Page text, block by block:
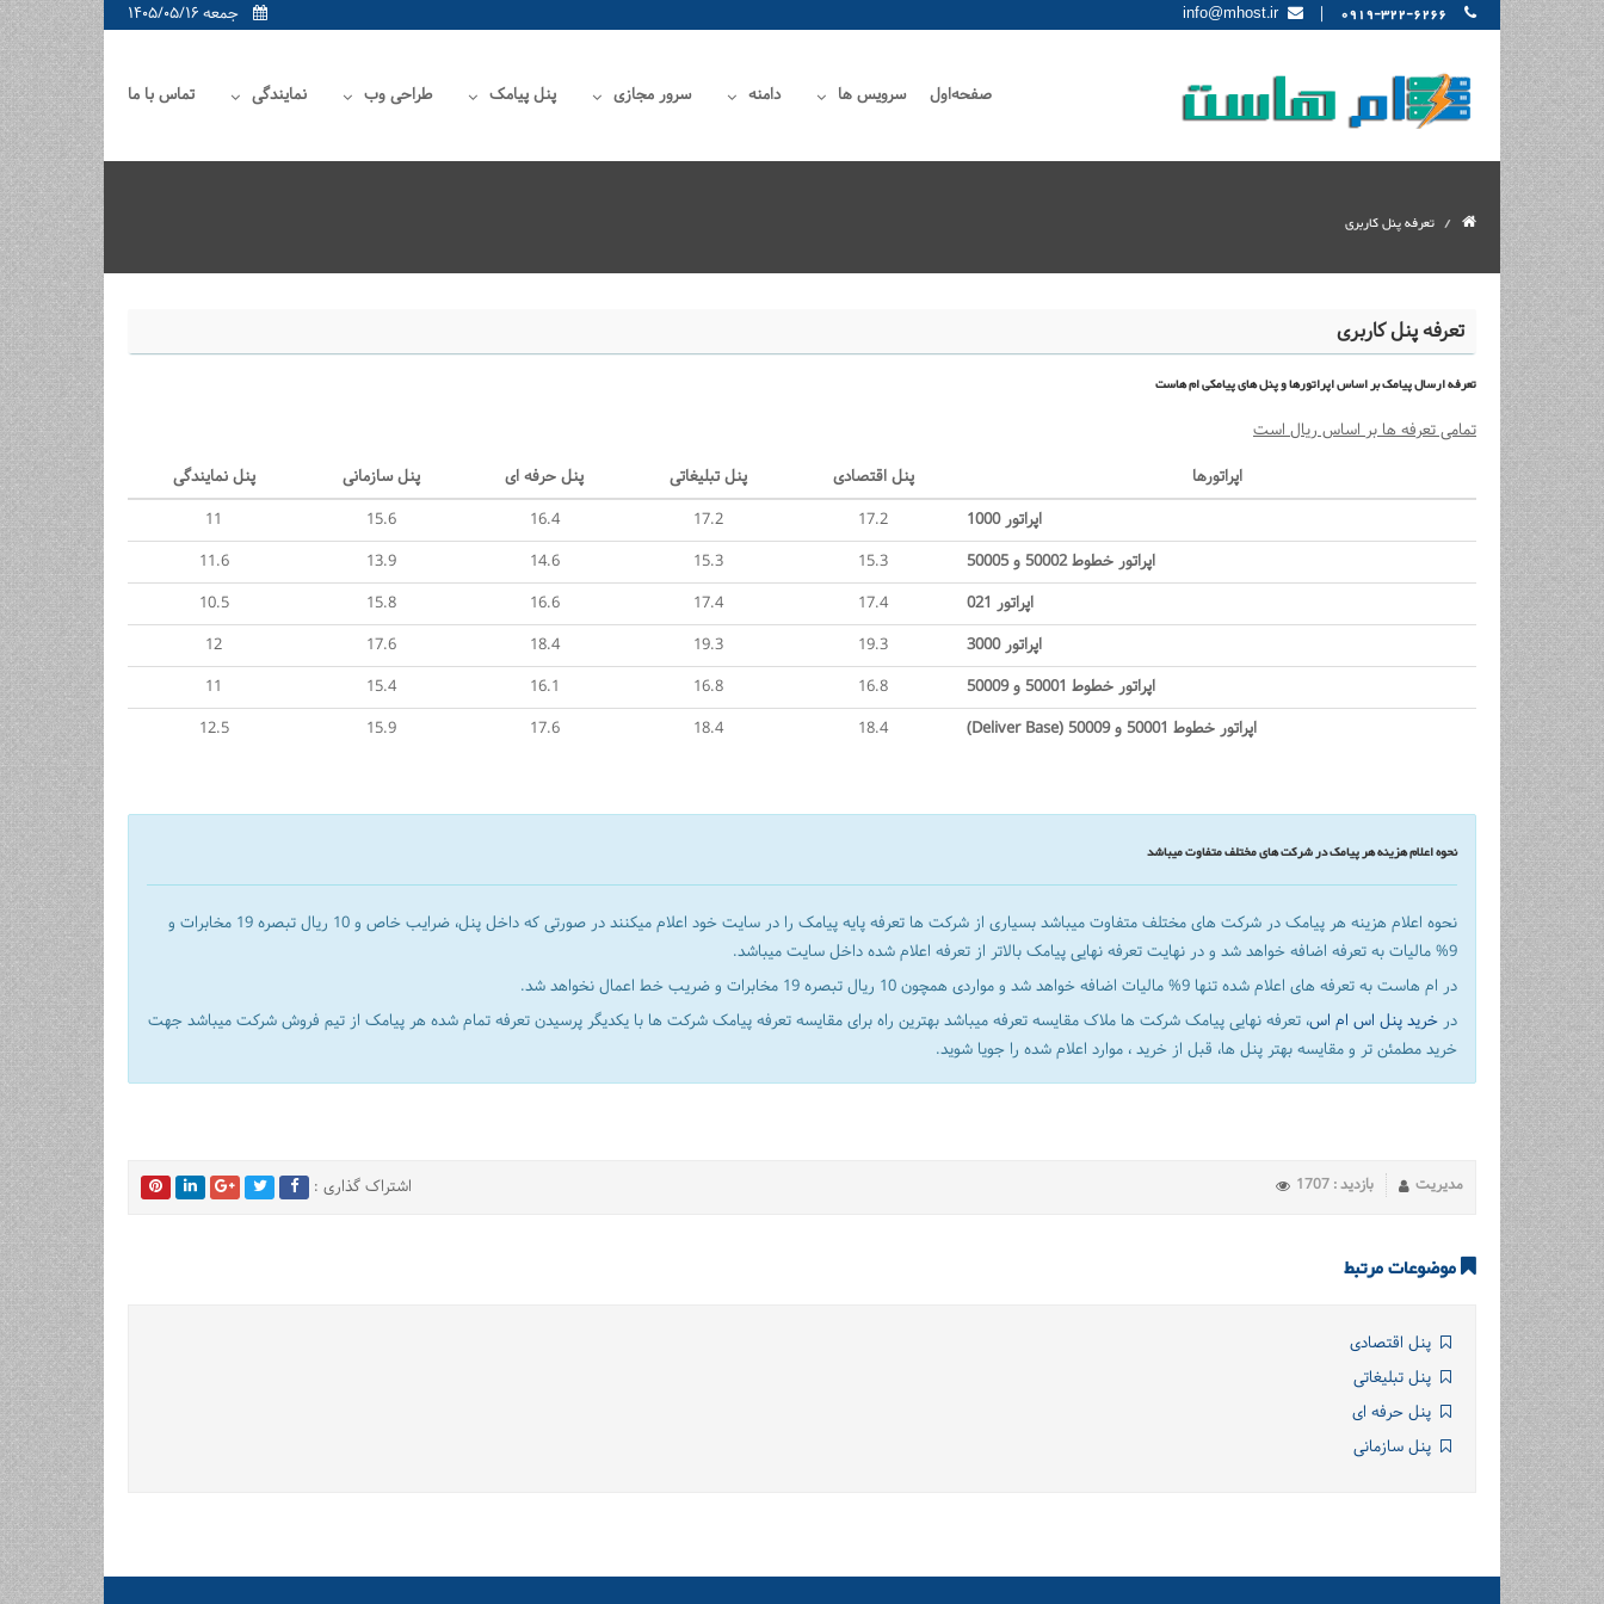
جمعه ۱۴۰۵/۰۵/۱۶ 0919-322-6266
|
info@mhost.ir
صفحه‌اول سرویس ها دامنه سرور مجازی پنل پیامک طراحی وب نمایندگی تماس با ما
تعرفه پنل کاربری
تعرفه پنل کاربری
تعرفهارسال پیامکبر اساس اپراتورها و پنل های پیامکی ام هاست
تمامی تعرفه ها بر اساس ریال است
اپراتورها
پنل اقتصادی پنل تبلیغاتی پنل حرفه ای پنل سازمانی
پنل نمایندگی
اپراتور 1000
17.2
17.2
16.4
15.6
11
اپراتور خطوط 50002 و 50005
15.3
15.3
14.6
13.9
11.6
اپراتور 021
17.4
17.4
16.6
15.8
10.5
اپراتور 3000
19.3
19.3
18.4
17.6
12
اپراتور خطوط 50001 و 50009
16.8
16.8
16.1
15.4
11
اپراتور خطوط 50001 و 50009
(
Deliver Base
)
18.4
18.4
17.6
15.9
12.5
نحوه اعلام هزینه هر پیامک در شرکت های مختلف متفاوت میباشد
نحوه اعلام هزینه هر پیامک در شرکت های مختلف متفاوت میباشد بسیاری از شرکت ها تعرفه پایه پیامک
را در سایت خود اعلام میکنند در صورتی که داخل پنل، ضرایب خاص و 10 ریال تبصره 19 مخابرات و
9% مالیات به تعرفه اضافه خواهد شد و در نهایت تعرفه نهایی پیامک بالاتر از تعرفه اعلام شده داخل سایت میباشد.
در ام هاست به تعرفه های اعلام شده تنها 9% مالیات اضافه خواهد شد
و مواردی همچون 10 ریال تبصره 19 مخابرات و ضریب خط اعمال نخواهد شد.
درخرید پنل اس ام اس، تعرفه نهایی پیامک شرکت ها ملاک مقایسه تعرفه میباشدبهترین راه برای مقایسه تعرفه پیامک شرکت ها با یکدیگر پرسیدن تعرفه تمام شده هر پیامک از تیم فروش شرکت میباشد جهت
خرید مطمئن تر و مقایسه بهتر پنل ها، قبل از خرید ، موارد اعلام شده را جویا شوید.
مدیریت بازدید : 1707 اشتراک گذاری :
موضوعات مرتبط
پنل اقتصادی
پنل تبلیغاتی
پنل حرفه ای
پنل سازمانی